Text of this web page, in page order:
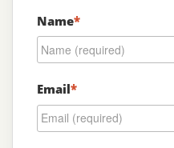
Name*
Email*